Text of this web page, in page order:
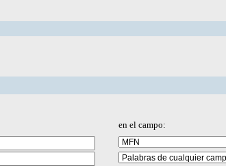
en el campo: